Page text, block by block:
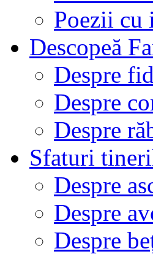
Poezii
Descopeă
Despre
Despre
Despre
Sfaturi
Despre
Despre
Despre